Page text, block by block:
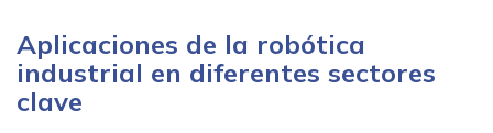
Aplicaciones de la robótica
industrial en diferentes sectores
clave